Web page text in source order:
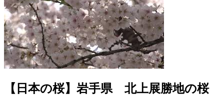
【日本の桜】岩手県 北上展勝地の桜